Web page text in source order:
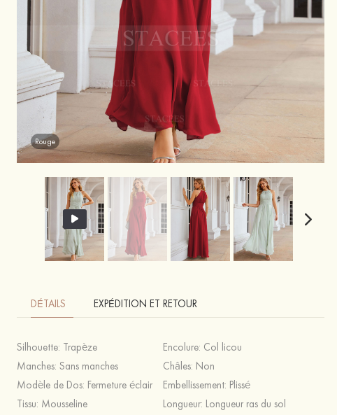
Rouge
DÉTAILS EXPÉDITION ET RETOUR
Silhouette: Trapèze Encolure: Col licou
Manches: Sans manches Châles: Non
Modèle de Dos: Fermeture éclair Embellissement: Plissé
Tissu: Mousseline Longueur: Longueur ras du sol